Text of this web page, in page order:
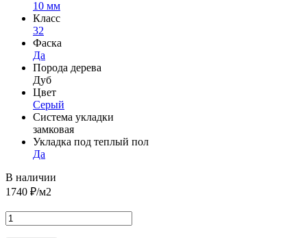
10 мм
Класс
32
Фаска
Да
Порода дерева
Дуб
Цвет
Серый
Система укладки
замковая
Укладка под теплый пол
Да
В наличии
1740 ₽/м2